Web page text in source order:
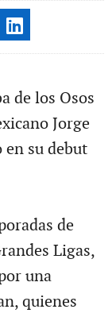
de los Osos
Jorge
su debut
de
Ligas,
una
quienes